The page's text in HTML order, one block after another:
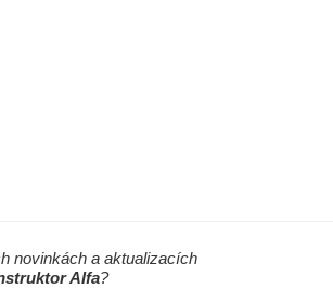
novinkách a aktualizacích
Alfa?